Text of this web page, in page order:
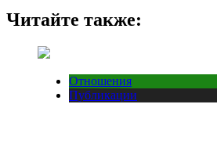
Читайте также:
Отношения
Публикации